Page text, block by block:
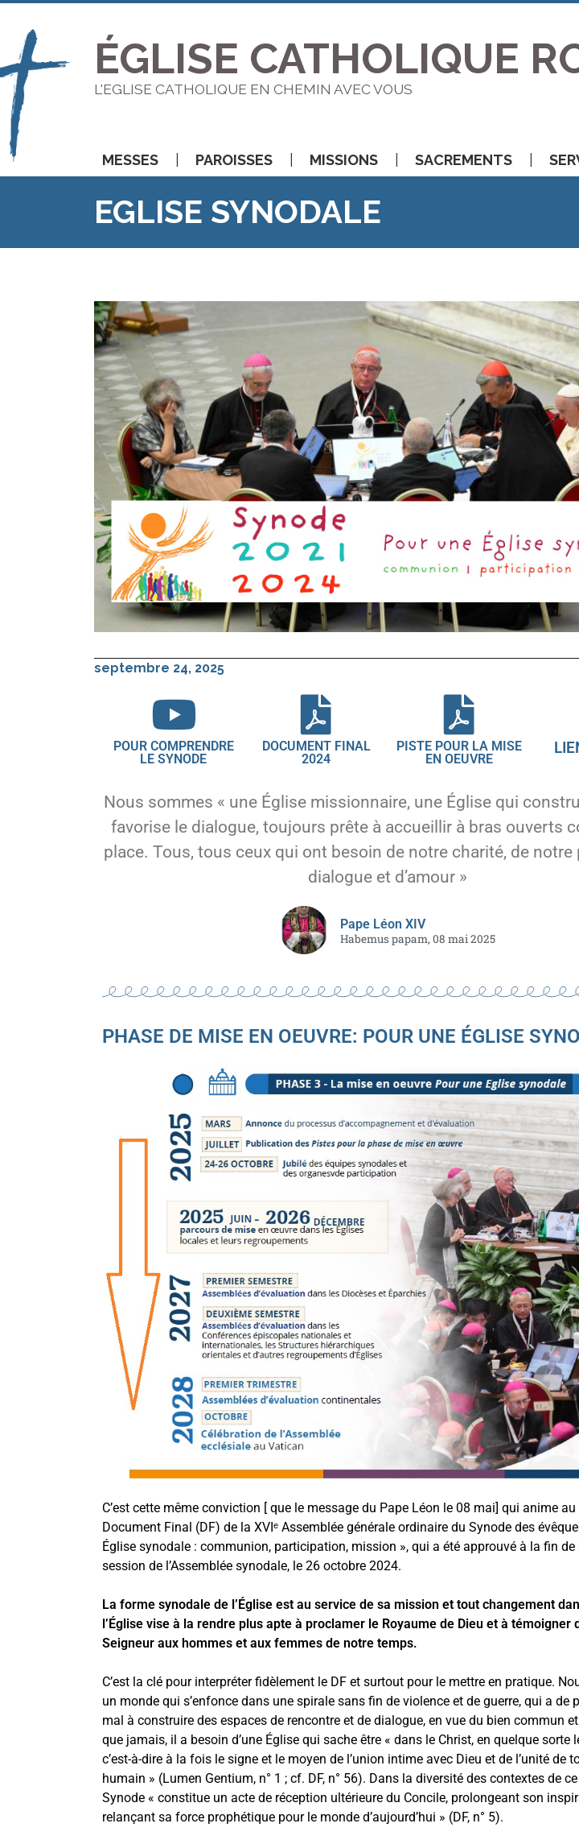
ÉGLISE CATHOLIQUE
L'EGLISE CATHOLIQUE EN CHEMIN AVEC VOUS
MESSES PAROISSES MISSIONS SACREMENTS
EGLISE SYNODALE
septembre 24, 2025
POUR COMPRENDRE
LE SYNODE
DOCUMENT FINAL
2024
PISTE POUR LA MISE
EN OEUVRE
Nous sommes « une Église missionnaire, une Église qui
favorise le dialogue, toujours prête à accueillir à bras ouverts
place. Tous, tous ceux qui ont besoin de notre charité, de notre
dialogue et d’amour »
Pape Léon XIV
Habemus papam, 08 mai 2025
PHASE DE MISE EN OEUVRE: POUR UNE ÉGLISE
C’est cette même conviction [ que le message du Pape Léon le 08 mai] qui anime
Document Final (DF) de la XVIᵉ Assemblée générale ordinaire du Synode des
Église synodale : communion, participation, mission », qui a été approuvé à la fin de
session de l’Assemblée synodale, le 26 octobre 2024.
La forme synodale de l’Église est au service de sa mission et tout changement
l’Église vise à la rendre plus apte à proclamer le Royaume de Dieu et à témoigner
Seigneur aux hommes et aux femmes de notre temps.
C’est la clé pour interpréter fidèlement le DF et surtout pour le mettre en pratique.
un monde qui s’enfonce dans une spirale sans fin de violence et de guerre, qui a de
mal à construire des espaces de rencontre et de dialogue, en vue du bien commun
que jamais, il a besoin d’une Église qui sache être « dans le Christ, en quelque sorte
c’est-à-dire à la fois le signe et le moyen de l’union intime avec Dieu et de l’unité de
humain » (Lumen Gentium, n° 1 ; cf. DF, n° 56). Dans la diversité des contextes de
Synode « constitue un acte de réception ultérieure du Concile, prolongeant son
relançant sa force prophétique pour le monde d’aujourd’hui » (DF, n° 5).